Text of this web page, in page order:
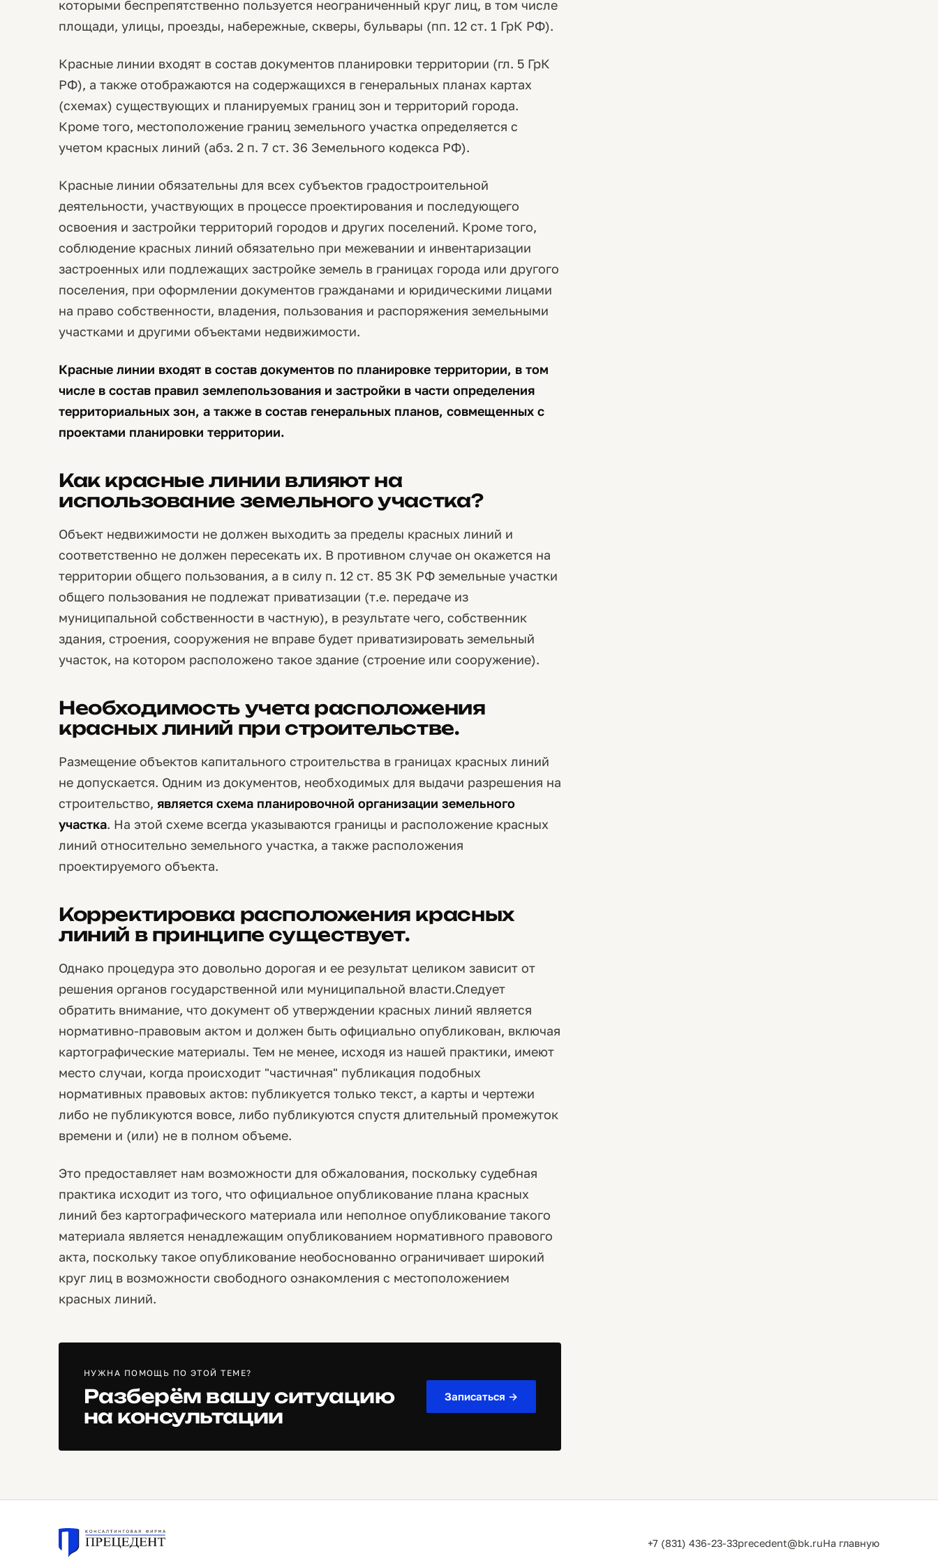
которыми беспрепятственно пользуется неограниченный круг лиц, в том числе
площади, улицы, проезды, набережные, скверы, бульвары (пп. 12 ст. 1 ГрК РФ).
Красные линии входят в состав документов планировки территории (гл. 5 ГрК
РФ), а также отображаются на содержащихся в генеральных планах картах
(схемах) существующих и планируемых границ зон и территорий города.
Кроме того, местоположение границ земельного участка определяется с
учетом красных линий (абз. 2 п. 7 ст. 36 Земельного кодекса РФ).
Красные линии обязательны для всех субъектов градостроительной
деятельности, участвующих в процессе проектирования и последующего
освоения и застройки территорий городов и других поселений. Кроме того,
соблюдение красных линий обязательно при межевании и инвентаризации
застроенных или подлежащих застройке земель в границах города или другого
поселения, при оформлении документов гражданами и юридическими лицами
на право собственности, владения, пользования и распоряжения земельными
участками и другими объектами недвижимости.
Красные линии входят в состав документов по планировке территории, в том
числе в состав правил землепользования и застройки в части определения
территориальных зон, а также в состав генеральных планов, совмещенных с
проектами планировки территории.
Как красные линии влияют на
использование земельного участка?
Объект недвижимости не должен выходить за пределы красных линий и
соответственно не должен пересекать их. В противном случае он окажется на
территории общего пользования, а в силу п. 12 ст. 85 ЗК РФ земельные участки
общего пользования не подлежат приватизации (т.е. передаче из
муниципальной собственности в частную), в результате чего, собственник
здания, строения, сооружения не вправе будет приватизировать земельный
участок, на котором расположено такое здание (строение или сооружение).
Необходимость учета расположения
красных линий при строительстве.
Размещение объектов капитального строительства в границах красных линий
не допускается. Одним из документов, необходимых для выдачи разрешения на
строительство, является схема планировочной организации земельного
участка. На этой схеме всегда указываются границы и расположение красных
линий относительно земельного участка, а также расположения
проектируемого объекта.
Корректировка расположения красных
линий в принципе существует.
Однако процедура это довольно дорогая и ее результат целиком зависит от
решения органов государственной или муниципальной власти.Следует
обратить внимание, что документ об утверждении красных линий является
нормативно-правовым актом и должен быть официально опубликован, включая
картографические материалы. Тем не менее, исходя из нашей практики, имеют
место случаи, когда происходит "частичная" публикация подобных
нормативных правовых актов: публикуется только текст, а карты и чертежи
либо не публикуются вовсе, либо публикуются спустя длительный промежуток
времени и (или) не в полном объеме.
Это предоставляет нам возможности для обжалования, поскольку судебная
практика исходит из того, что официальное опубликование плана красных
линий без картографического материала или неполное опубликование такого
материала является ненадлежащим опубликованием нормативного правового
акта, поскольку такое опубликование необоснованно ограничивает широкий
круг лиц в возможности свободного ознакомления с местоположением
красных линий.
НУЖНА ПОМОЩЬ ПО ЭТОЙ ТЕМЕ?
Разберём вашу ситуацию
на консультации
Записаться →
+7 (831) 436-23-33precedent@bk.ruНа главную